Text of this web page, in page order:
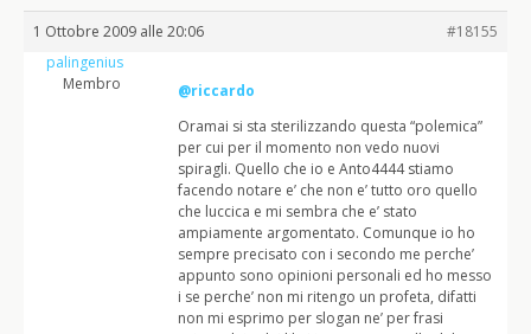
1 Ottobre 2009 alle 20:06
#18155
palingenius
Membro
@riccardo
Oramai si sta sterilizzando questa “polemica”
per cui per il momento non vedo nuovi
spiragli. Quello che io e Anto4444 stiamo
facendo notare e’ che non e’ tutto oro quello
che luccica e mi sembra che e’ stato
ampiamente argomentato. Comunque io ho
sempre precisato con i secondo me perche’
appunto sono opinioni personali ed ho messo
i se perche’ non mi ritengo un profeta, difatti
non mi esprimo per slogan ne’ per frasi